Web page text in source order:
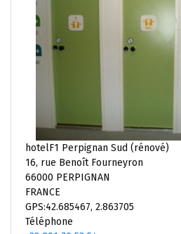
hotelF1 Perpignan Sud (rénové)
16, rue Benoît Fourneyron
66000 PERPIGNAN
FRANCE
GPS:42.685467, 2.863705
Téléphone